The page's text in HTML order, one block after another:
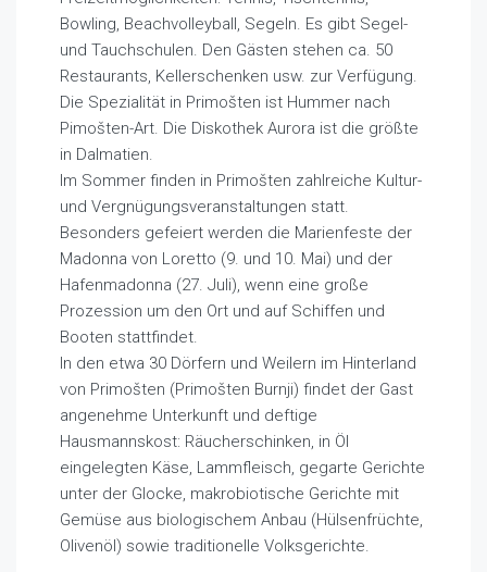
Bowling, Beachvolleyball, Segeln. Es gibt Segel-
und Tauchschulen. Den Gästen stehen ca. 50
Restaurants, Kellerschenken usw. zur Verfügung.
Die Spezialität in Primošten ist Hummer nach
Pimošten-Art. Die Diskothek Aurora ist die größte
in Dalmatien.
Im Sommer finden in Primošten zahlreiche Kultur-
und Vergnügungsveranstaltungen statt.
Besonders gefeiert werden die Marienfeste der
Madonna von Loretto (9. und 10. Mai) und der
Hafenmadonna (27. Juli), wenn eine große
Prozession um den Ort und auf Schiffen und
Booten stattfindet.
In den etwa 30 Dörfern und Weilern im Hinterland
von Primošten (Primošten Burnji) findet der Gast
angenehme Unterkunft und deftige
Hausmannskost: Räucherschinken, in Öl
eingelegten Käse, Lammfleisch, gegarte Gerichte
unter der Glocke, makrobiotische Gerichte mit
Gemüse aus biologischem Anbau (Hülsenfrüchte,
Olivenöl) sowie traditionelle Volksgerichte.